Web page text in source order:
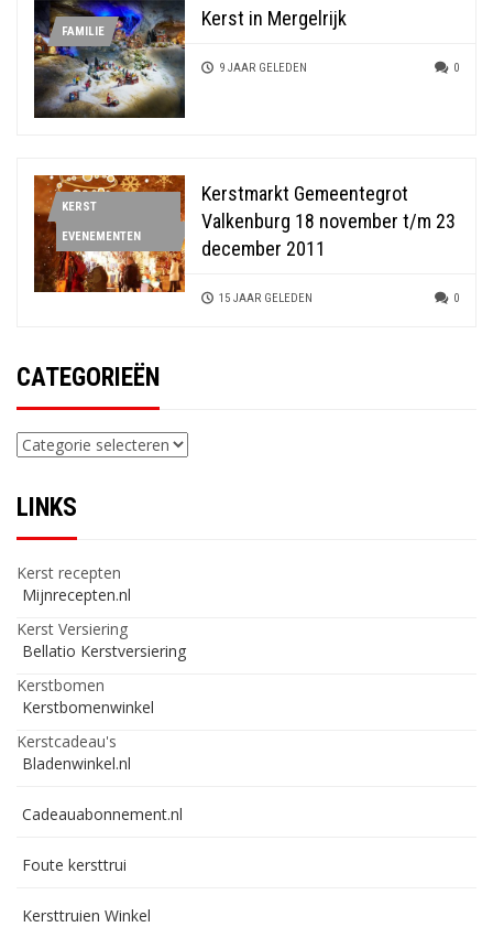
FAMILIE
Kerst in Mergelrijk
9 JAAR GELEDEN 0
KERST
EVENEMENTEN
Kerstmarkt Gemeentegrot
Valkenburg 18 november t/m 23
december 2011
15 JAAR GELEDEN 0
CATEGORIEËN
Categorieën
LINKS
Kerst recepten
Mijnrecepten.nl
Kerst Versiering
Bellatio Kerstversiering
Kerstbomen
Kerstbomenwinkel
Kerstcadeau's
Bladenwinkel.nl
Cadeauabonnement.nl
Foute kersttrui
Kersttruien Winkel